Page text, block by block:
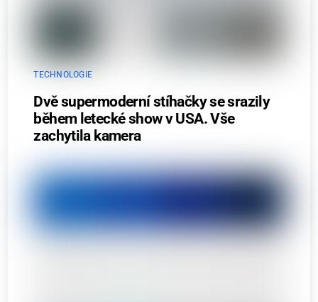
TECHNOLOGIE
Dvě supermoderní stíhačky se srazily
během letecké show v USA. Vše
zachytila kamera